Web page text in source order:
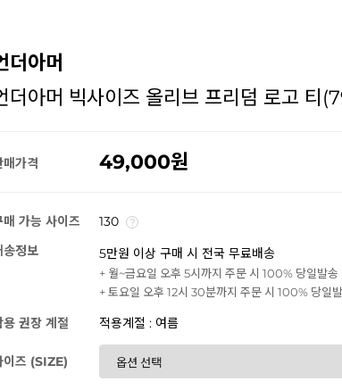
더아머
더아머 빅사이즈 올리브 프리덤 로고
매가격 49,000
매 가능 사이즈
130
송정보
5만원 이상 구매 시 전국 무료배송
+ 월~금요일 오후 5시까지 주문 시 100% 당일발송
+ 토요일 오후 12시 30분까지 주문 시 100% 당일
용 권장 계절 적용계절 : 여름
이즈 (SIZE)